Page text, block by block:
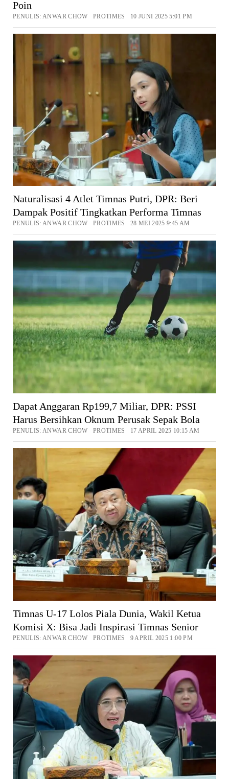
Poin
PENULIS: ANWAR CHOW PROTIMES 10 JUNI 2025 5:01 PM
Naturalisasi 4 Atlet Timnas Putri, DPR: Beri
Dampak Positif Tingkatkan Performa Timnas
PENULIS: ANWAR CHOW PROTIMES 28 MEI 2025 9:45 AM
Dapat Anggaran Rp199,7 Miliar, DPR: PSSI
Harus Bersihkan Oknum Perusak Sepak Bola
PENULIS: ANWAR CHOW PROTIMES 17 APRIL 2025 10:15 AM
Timnas U-17 Lolos Piala Dunia, Wakil Ketua
Komisi X: Bisa Jadi Inspirasi Timnas Senior
PENULIS: ANWAR CHOW PROTIMES 9 APRIL 2025 1:00 PM